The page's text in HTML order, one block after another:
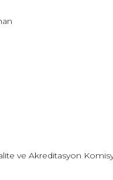
ve Akreditasyon